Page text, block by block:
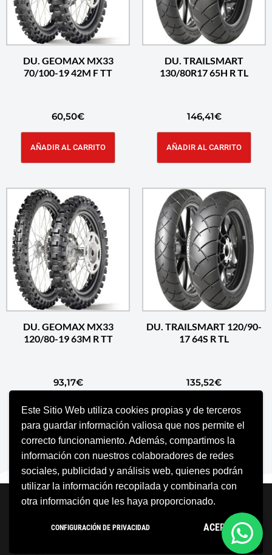
Este Sitio Web utiliza cookies propias y de terceros
para guardar información valiosa que nos permite el
correcto funcionamiento. Además, compartimos la
información con nuestros colaboradores de redes
sociales, publicidad y análisis web, quienes podrán
utilizar la información recopilada y combinarla con
otra información que les haya proporcionado.
CONFIGURACIÓN DE PRIVACIDAD ACEPTO
DU. GEOMAX MX33
70/100-19 42M F TT
60,50€
AÑADIR AL CARRITO
DU. TRAILSMART
130/80R17 65H R TL
146,41€
AÑADIR AL CARRITO
DU. GEOMAX MX33
120/80-19 63M R TT
93,17€
AÑADIR AL CARRITO
DU. TRAILSMART 120/90-
17 64S R TL
135,52€
AÑADIR AL CARRITO
Neve | Funciona gracias a WordPress
Condiciones Generales